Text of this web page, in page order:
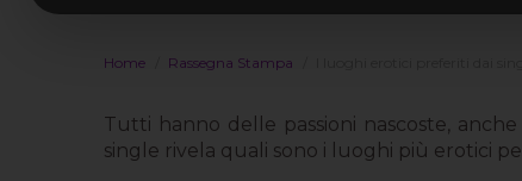
Home Rassegna Stampa
Tutti hanno delle passioni nascoste,
single rivela quali sono i luoghi più erotici